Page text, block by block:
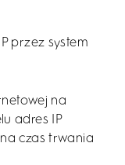
przez system
na
adres IP
czas trwania